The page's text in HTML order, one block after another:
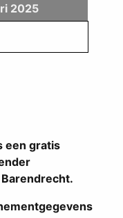
2025
een gratis